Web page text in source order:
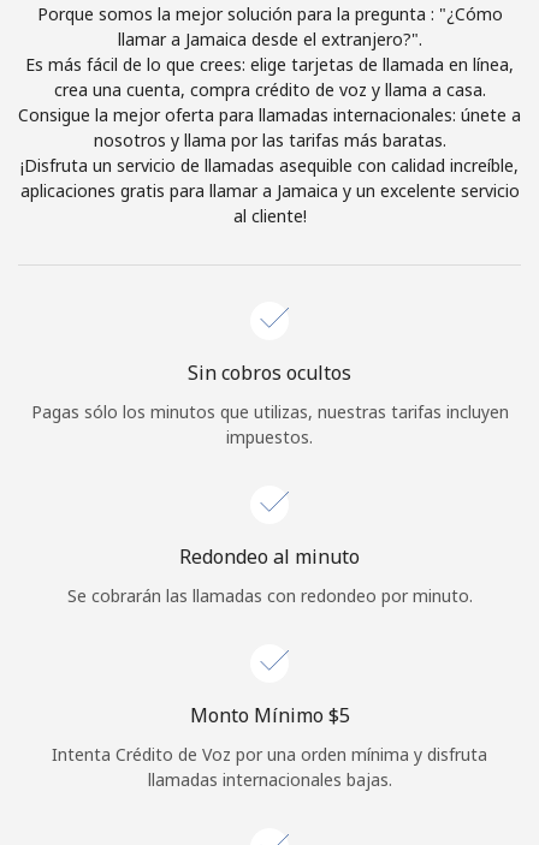
¡Hola!
Inicia sesión oREGÍSTRATE →
¿Olvidaste tu contraseña? →
Iniciar Sesión
Porque somos la mejor solución para la pregunta : "¿Cómo
llamar a Jamaica desde el extranjero?".
Es más fácil de lo que crees: elige tarjetas de llamada en línea,
crea una cuenta, compra crédito de voz y llama a casa.
Consigue la mejor oferta para llamadas internacionales: únete a
nosotros y llama por las tarifas más baratas.
¡Disfruta un servicio de llamadas asequible con calidad increíble,
aplicaciones gratis para llamar a Jamaica y un excelente servicio
al cliente!
Sin cobros ocultos
Pagas sólo los minutos que utilizas, nuestras tarifas incluyen
impuestos.
Redondeo al minuto
Se cobrarán las llamadas con redondeo por minuto.
Monto Mínimo ⁦$5⁩
Intenta Crédito de Voz por una orden mínima y disfruta
llamadas internacionales bajas.